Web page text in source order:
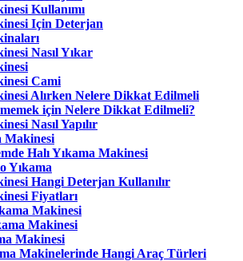
Kullanımı
Için Deterjan
Nasıl Yıkar
Cami
Alırken Nelere Dikkat Edilmeli
için Nelere Dikkat Edilmeli?
Nasıl Yapılır
Makinesi
Halı Yıkama Makinesi
Yıkama
Hangi Deterjan Kullanılır
Fiyatları
Makinesi
Makinesi
Makinesi
Makinelerinde Hangi Araç Türleri